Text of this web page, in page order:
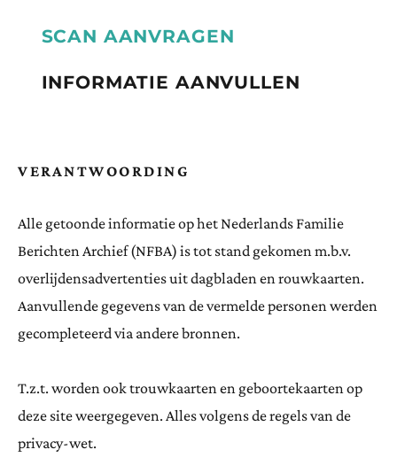
SCAN AANVRAGEN
INFORMATIE AANVULLEN
VERANTWOORDING
Alle getoonde informatie op het Nederlands Familie
Berichten Archief (NFBA) is tot stand gekomen m.b.v.
overlijdensadvertenties uit dagbladen en rouwkaarten.
Aanvullende gegevens van de vermelde personen werden
gecompleteerd via andere bronnen.
T.z.t. worden ook trouwkaarten en geboortekaarten op
deze site weergegeven. Alles volgens de regels van de
privacy-wet.